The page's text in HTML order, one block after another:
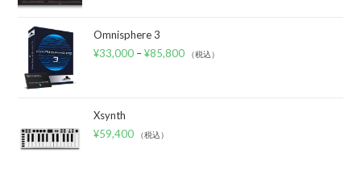
Omnisphere 3
¥33,000 –¥85,800 （税込）
Xsynth
¥59,400 （税込）